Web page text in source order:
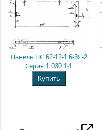
Панель ПС 62-12-1,6-3Я-2
Серия 1.030.1-1
Купить